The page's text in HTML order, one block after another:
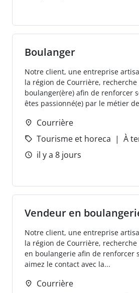
Boulanger
Notre client, une entreprise
la région de Courrière, recherche
boulanger(ère) afin de renforcer
êtes passionné(e) par le métier
Courrière
Tourisme et horeca
À
il y a 8 jours
Vendeur en
Notre client, une entreprise
la région de Courrière, recherche
en boulangerie afin de renforcer
aimez le contact avec la...
Courrière